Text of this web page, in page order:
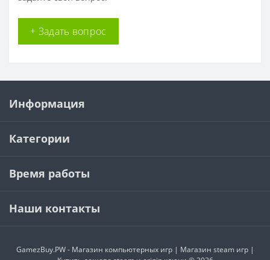
+ Задать вопрос
Информация
Категории
Время работы
Наши контакты
GamezBuy.PW - Магазин компьютерных игр | Магазин steam игр |